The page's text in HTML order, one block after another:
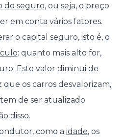
do seguro, ou seja, o preço
em conta vários fatores.
o capital seguro, isto é, o
: quanto mais alto for,
Este valor diminui de
que os carros desvalorizam,
de ser atualizado
disso.
como a idade, os